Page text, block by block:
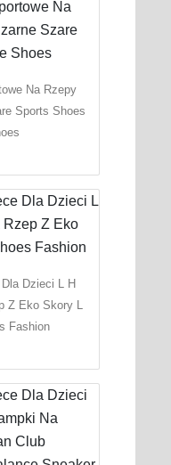
Na Rzepy
Sports Shoes
Dzieci L H
Z Eko Skory L
Fashion